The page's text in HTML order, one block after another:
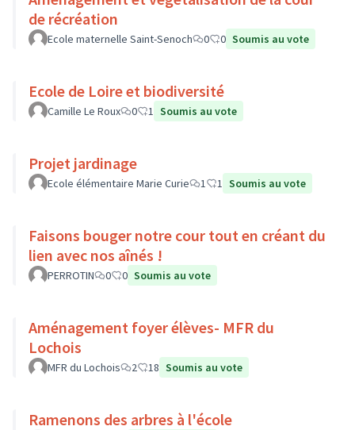
de récréation
Ecole maternelle Saint-Senoch 0 0 Soumis au vote
Ecole de Loire et biodiversité
Camille Le Roux 0 1 Soumis au vote
Projet jardinage
Ecole élémentaire Marie Curie 1 1 Soumis au vote
Faisons bouger notre cour tout en créant du
lien avec nos aînés !
PERROTIN 0 0 Soumis au vote
Aménagement foyer élèves- MFR du
Lochois
MFR du Lochois 2 18 Soumis au vote
Ramenons des arbres à l'école